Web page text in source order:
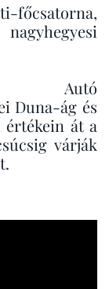
főcsatorna,
Duna-ág és
át a
várják